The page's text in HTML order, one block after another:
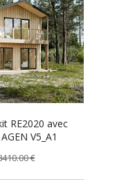
RE2020 avec
V5_A1
€